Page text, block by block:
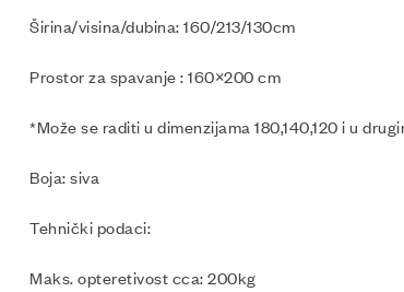
Širina/visina/dubina: 160/213/130cm
Prostor za spavanje : 160×200 cm
*Može se raditi u dimenzijama 180,140,120 i u
Boja: siva
Tehnički podaci:
Maks. opteretivost cca: 200kg